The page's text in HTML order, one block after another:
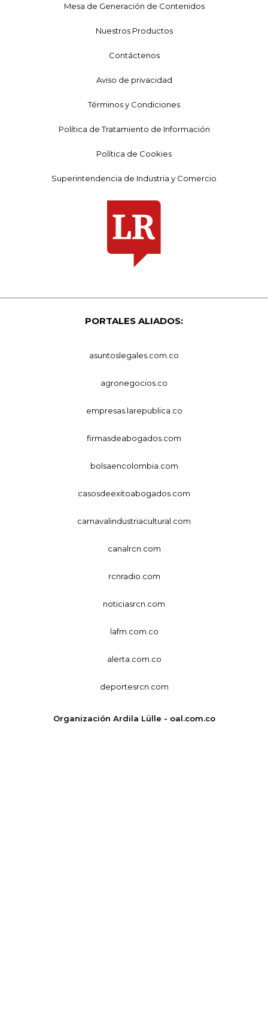
Mesa de Generación de Contenidos
Nuestros Productos
Contáctenos
Aviso de privacidad
Términos y Condiciones
Política de Tratamiento de Información
Política de Cookies
Superintendencia de Industria y Comercio
PORTALES ALIADOS:
asuntoslegales.com.co
agronegocios.co
empresas.larepublica.co
firmasdeabogados.com
bolsaencolombia.com
casosdeexitoabogados.com
carnavalindustriacultural.com
canalrcn.com
rcnradio.com
noticiasrcn.com
lafm.com.co
alerta.com.co
deportesrcn.com
Organización Ardila Lülle - oal.com.co